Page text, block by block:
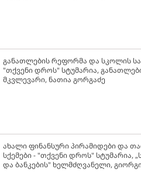
განათლების რეფორმა და სკოლის
"თქვენი დროს" სტუმარია,
მკვლევარი, ნათია გორგაძე
ახალი ფინანსური პირამიდები და
სქემები - "თქვენი დროს" სტუმარია,
და ბანკების" ხელმძღვანელი,